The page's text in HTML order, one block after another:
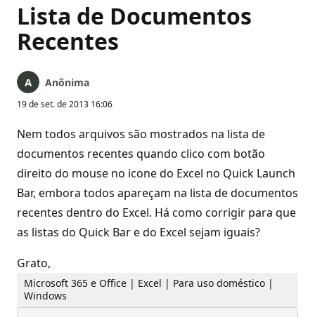
Lista de Documentos
Recentes
Anônima
19 de set. de 2013 16:06
Nem todos arquivos são mostrados na lista de
documentos recentes quando clico com botão
direito do mouse no icone do Excel no Quick Launch
Bar, embora todos apareçam na lista de documentos
recentes dentro do Excel. Há como corrigir para que
as listas do Quick Bar e do Excel sejam iguais?
Grato,
Microsoft 365 e Office | Excel | Para uso doméstico |
Windows